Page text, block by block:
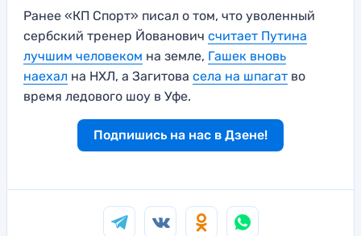
Ранее «КП Спорт» писал о том, что уволенный
сербский тренер Йованович считает Путина
лучшим человеком на земле, Гашек вновь
наехал на НХЛ, а Загитова села на шпагат во
время ледового шоу в Уфе.
Подпишись на нас в Дзене!